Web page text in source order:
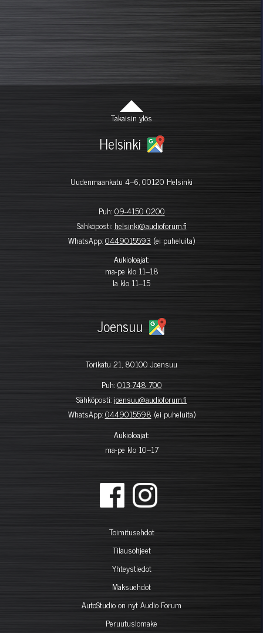
Takaisin ylös
Helsinki
Uudenmaankatu 4–6, 00120 Helsinki
Puh:09-4150 0200
Sähköposti: helsinki@audioforum.fi
WhatsApp:0449015593 (ei puheluita)
Aukioloajat:
ma-pe klo 11–18
la klo 11–15
Joensuu
Torikatu 21, 80100 Joensuu
Puh:013-748 700
Sähköposti: joensuu@audioforum.fi
WhatsApp:0449015598 (ei puheluita)
Aukioloajat:
ma-pe klo 10–17
Toimitusehdot
Tilausohjeet
Yhteystiedot
Maksuehdot
AutoStudio on nyt Audio Forum
Peruutuslomake